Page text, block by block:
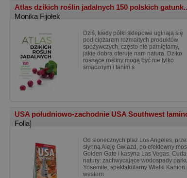
Atlas dzikich roślin jadalnych 150 polskich gatunk..
Monika Fijołek
Dziś, kiedy półki sklepowe uginają się
pod ciężarem rozmaitych produktów
spożywczych, często nie pamiętamy,
jakie dobra oferuje nam natura. Dziko
rosnące rośliny mogą być nie tylko
smacznym i tanim s
USA południowo-zachodnie USA Southwest
Folia]
Od słonecznych plaż Los Angeles,
słynną Aleję Gwiazd, po efektowny
Golden Gate i kasyna Las Vegas. Cuda
natury: zachwycające wodospady
Yosemite, spektakularny Wielki Kanion i
western